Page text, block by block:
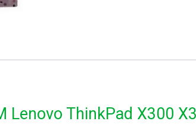
Lenovo ThinkPad X300